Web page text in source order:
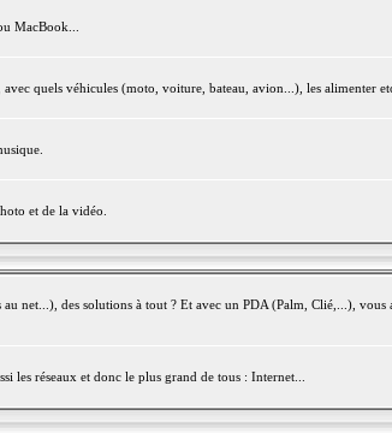
MacBook...
quels véhicules (moto, voiture, bateau, avion...), les alimenter
et de la vidéo.
net...), des solutions à tout ? Et avec un PDA (Palm, Clié,...),
réseaux et donc le plus grand de tous : Internet...